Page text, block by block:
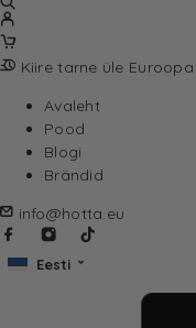
Kiire tarne üle Euroopa
Avaleht
Pood
Blogi
Brändid
info@hotta.eu
Eesti